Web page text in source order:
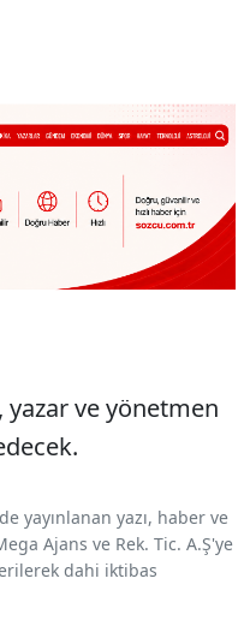
yazar ve yönetmen
yayınlanan yazı, haber ve
Ajans ve Rek. Tic. A.Ş'ye
dahi iktibas